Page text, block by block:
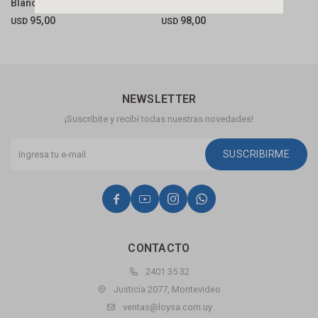
Blanco Anti Bacteriano
USD 95,00 USD 98,00
CONTACTO
2401 35 32
Justicia 2077, Montevideo
ventas@loysa.com.uy
NEWSLETTER
¡Suscribite y recibí todas nuestras novedades!
SUSCRIBIRME
   